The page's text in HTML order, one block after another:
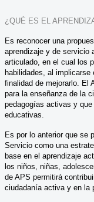
¿QUÉ ES EL
Es reconocer una
aprendizaje y de servicio
articulado, en el cual los
habilidades, al
finalidad de mejorarlo. El
para la enseñanza de la
pedagogías activas y
educativas.
Es por lo anterior que se
Servicio como una
base en el aprendizaje
los niños, niñas,
de APS permitirá
ciudadanía activa y en la